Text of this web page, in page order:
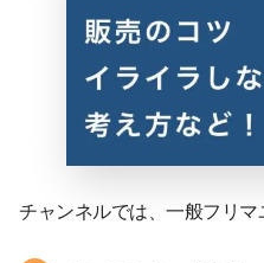
チャンネルでは、一般フリマ